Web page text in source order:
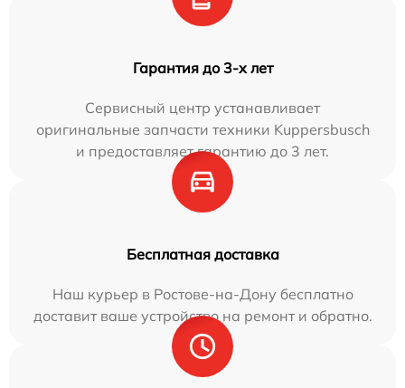
Гарантия до 3-х лет
Сервисный центр устанавливает
оригинальные запчасти техники Kuppersbusch
и предоставляет гарантию до 3 лет.
Бесплатная доставка
Наш курьер в Ростове-на-Дону бесплатно
доставит ваше устройство на ремонт и обратно.